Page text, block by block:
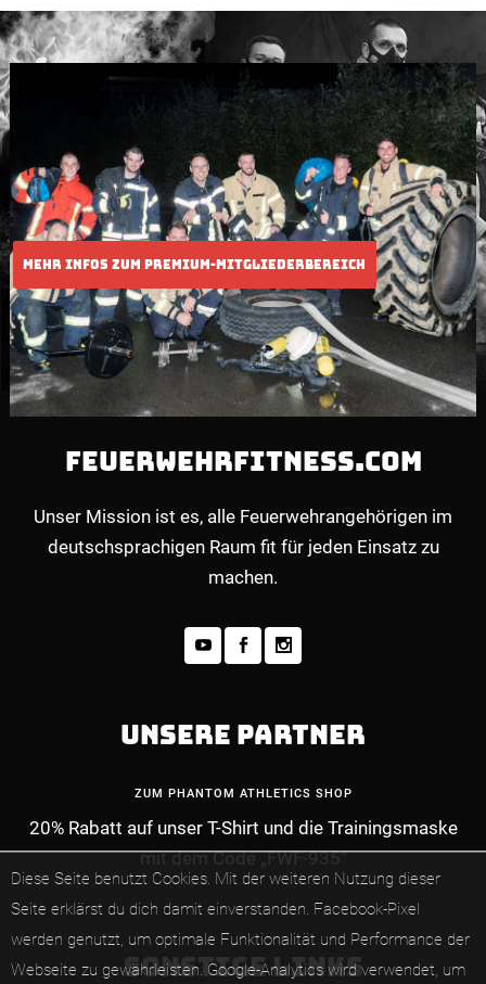
Diese Seite benutzt Cookies. Mit der weiteren Nutzung dieser
Seite erklärst du dich damit einverstanden. Facebook-Pixel
werden genutzt, um optimale Funktionalität und Performance der
Webseite zu gewährleisten. Google-Analytics wird verwendet, um
MEHR INFOS ZUM PREMIUM-
FEUERWEHRFITNESS.COM
Unser Mission ist es, alle Feuerwehrangehörigen im
deutschsprachigen Raum fit für jeden Einsatz zu
machen.
UNSERE PARTNER
ZUM PHANTOM ATHLETICS SHOP
20% Rabatt auf unser T-Shirt und die Trainingsmaske
mit dem Code „FWF-935“
SONSTIGE LINKS